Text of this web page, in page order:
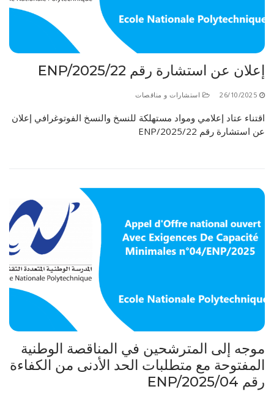
إعلان عن استشارة رقم 22/ENP/2025
26/10/2025 استشارات و مناقصات
اقتناء عتاد إعلامي ومواد مستهلكة للنسخ والنسخ الفوتوغرافي إعلان
عن استشارة رقم 22/ENP/2025
موجه إلى المترشحين في المناقصة الوطنية
المفتوحة مع متطلبات الحد الأدنى من الكفاءة
رقم 04/ENP/2025